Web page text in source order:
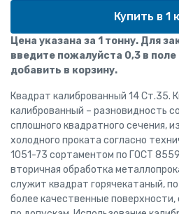
Купить в 1
Цена указана за 1 тонну. Для
введите пожалуйста 0,3 в
добавить в корзину.
Квадрат калиброванный 14 Ст.35.
калиброванный – разновидность
сплошного квадратного сечения,
холодного проката согласно
1051-73 сортаментом по ГОСТ
вторичная обработка
служит квадрат горячекатаный,
более качественные